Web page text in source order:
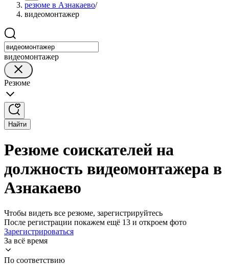
резюме в Азнакаево/
видеомонтажер
видеомонтажер
Резюме
Найти
Резюме соискателей на
должность видеомонтажера в
Азнакаево
Чтобы видеть все резюме, зарегистрируйтесь
После регистрации покажем ещё 13 и откроем фото
Зарегистрироваться
За всё время
По соответствию